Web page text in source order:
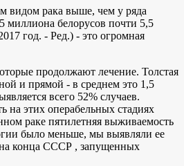
видом рака выше, чем у ряда
миллиона белорусов почти 5,5
год. - Ред.) - это огромная
продолжают лечение. Толстая
и прямой - в среднем это 1,5
всего 52% случаев.
на этих операбельных стадиях
раке пятилетняя выживаемость
было меньше, мы выявляли ее
конца СССР , запущенных